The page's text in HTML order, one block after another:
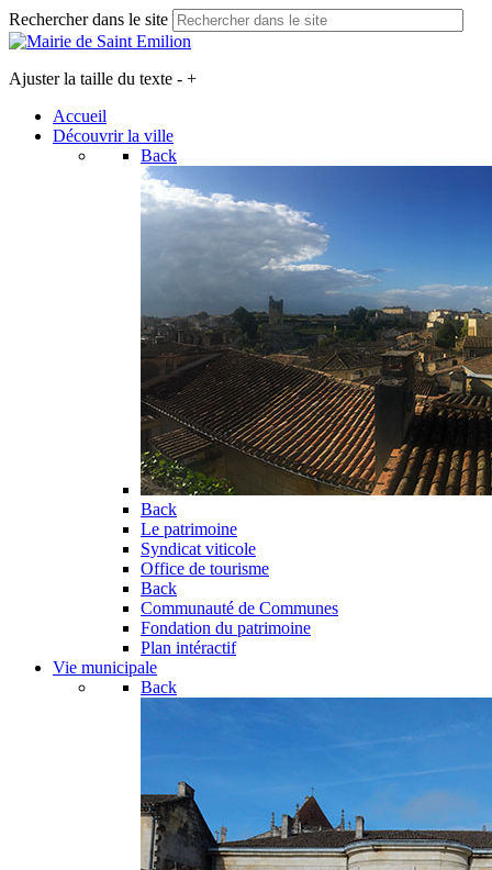
Rechercher dans le site
Ajuster la taille du texte - +
Accueil
Découvrir la ville
Back
Back
Le patrimoine
Syndicat viticole
Office de tourisme
Back
Communauté de Communes
Fondation du patrimoine
Plan intéractif
Vie municipale
Back